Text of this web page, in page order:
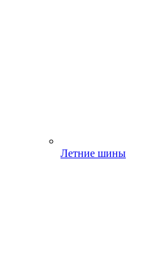
Летние шины